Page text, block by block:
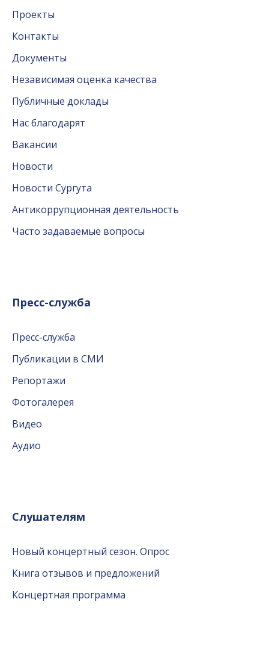
Проекты
Контакты
Документы
Независимая оценка качества
Публичные доклады
Нас благодарят
Вакансии
Новости
Новости Сургута
Антикоррупционная деятельность
Часто задаваемые вопросы
Пресс-служба
Пресс-служба
Публикации в СМИ
Репортажи
Фотогалерея
Видео
Аудио
Слушателям
Новый концертный сезон. Опрос
Книга отзывов и предложений
Концертная программа